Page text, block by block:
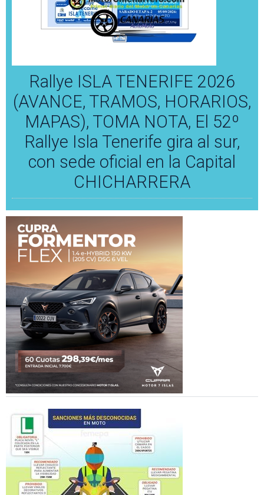
Rallye ISLA TENERIFE 2026
(AVANCE, TRAMOS, HORARIOS,
MAPAS), TOMA NOTA, El 52º
Rallye Isla Tenerife gira al sur,
con sede oficial en la Capital
CHICHARRERA